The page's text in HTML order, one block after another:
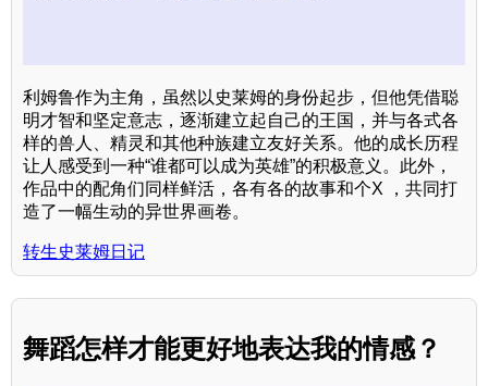
利姆鲁作为主角，虽然以史莱姆的身份起步，但他凭借聪
明才智和坚定意志，逐渐建立起自己的王国，并与各式各
样的兽人、精灵和其他种族建立友好关系。他的成长历程
让人感受到一种“谁都可以成为英雄”的积极意义。此外，
作品中的配角们同样鲜活，各有各的故事和个X ，共同打
造了一幅生动的异世界画卷。
转生史莱姆日记
舞蹈怎样才能更好地表达我的情感？